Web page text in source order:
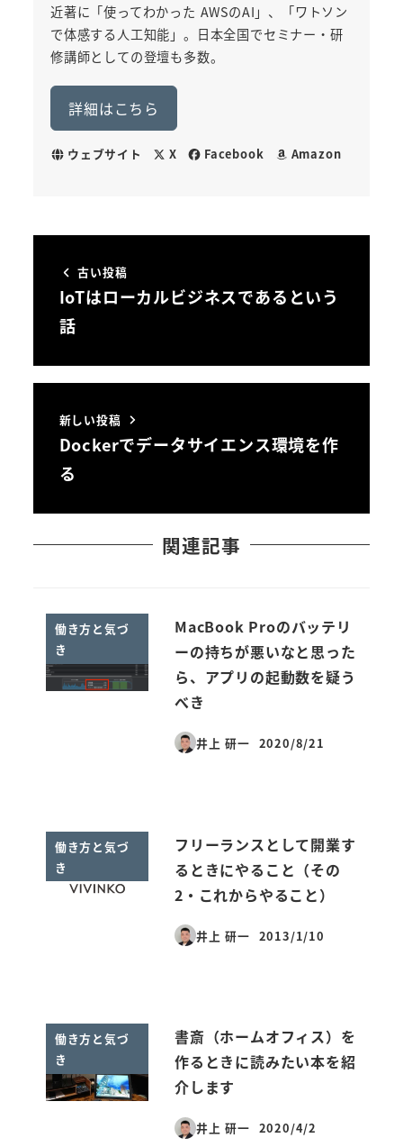
近著に「使ってわかった AWSのAI」、「ワトソン
で体感する人工知能」。日本全国でセミナー・研
修講師としての登壇も多数。
詳細はこちら
ウェブサイト X Facebook Amazon
古い投稿
IoTはローカルビジネスであるという
話
新しい投稿
Dockerでデータサイエンス環境を作
る
関連記事
働き方と気づ
き
MacBook Proのバッテリ
ーの持ちが悪いなと思った
ら、アプリの起動数を疑う
べき
井上 研一
投稿日
2020/8/21
働き方と気づ
き
フリーランスとして開業す
るときにやること（その
2・これからやること）
井上 研一
投稿日
2013/1/10
働き方と気づ
き
書斎（ホームオフィス）を
作るときに読みたい本を紹
介します
井上 研一
投稿日
2020/4/2